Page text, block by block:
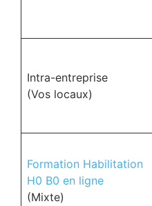
Intra-entreprise
(Vos locaux)
Formation Habilitation
H0 B0 en ligne
(Mixte)